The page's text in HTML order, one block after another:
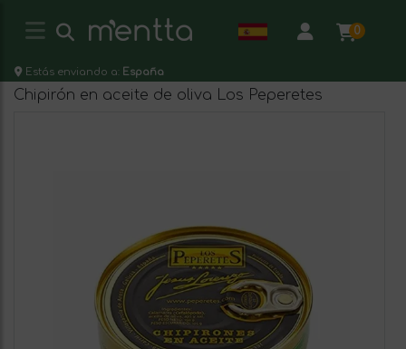
0
Estás enviando a: España
Chipirón en aceite de oliva Los Peperetes